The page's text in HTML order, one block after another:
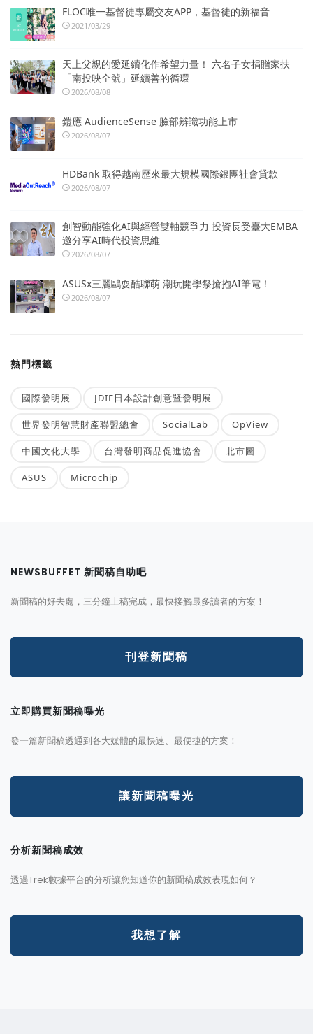
FLOC唯一基督徒專屬交友APP，基督徒的新福音
2021/03/29
天上父親的愛延續化作希望力量！ 六名子女捐贈家扶
「南投映全號」延續善的循環
2026/08/08
鎧應 AudienceSense 臉部辨識功能上市
2026/08/07
HDBank 取得越南歷來最大規模國際銀團社會貸款
2026/08/07
創智動能強化AI與經營雙軸競爭力 投資長受臺大EMBA
邀分享AI時代投資思維
2026/08/07
ASUSx三麗鷗耍酷聯萌 潮玩開學祭搶抱AI筆電！
2026/08/07
熱門標籤
國際發明展 JDIE日本設計創意暨發明展
世界發明智慧財產聯盟總會 SocialLab OpView
中國文化大學 台灣發明商品促進協會 北市圖
ASUS Microchip
NEWSBUFFET 新聞稿自助吧
新聞稿的好去處，三分鐘上稿完成，最快接觸最多讀者的方案！
刊登新聞稿
立即購買新聞稿曝光
發一篇新聞稿透通到各大媒體的最快速、最便捷的方案！
讓新聞稿曝光
分析新聞稿成效
透過Trek數據平台的分析讓您知道你的新聞稿成效表現如何？
我想了解